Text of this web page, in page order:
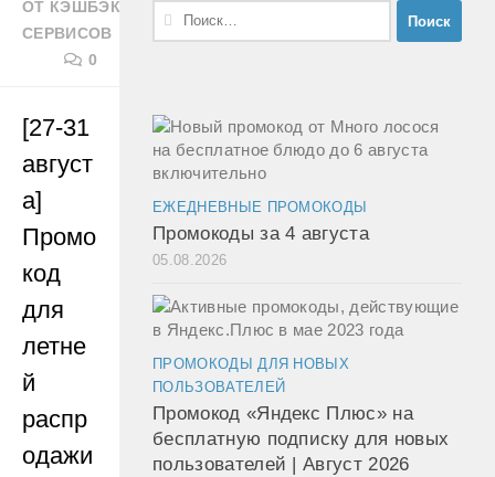
ОТ КЭШБЭК-
СЕРВИСОВ
0
[27-31
август
а]
Промо
код
для
летне
й
распр
одажи
Найти:
ЕЖЕДНЕВНЫЕ ПРОМОКОДЫ
Промокоды за 4 августа
05.08.2026
ПРОМОКОДЫ ДЛЯ НОВЫХ
ПОЛЬЗОВАТЕЛЕЙ
Промокод «Яндекс Плюс» на
бесплатную подписку для новых
пользователей | Август 2026